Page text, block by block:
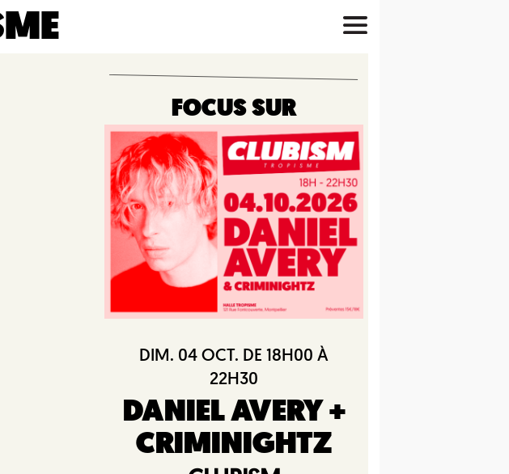
FOCUS SUR
DIM. 04 OCT. DE 18H00 À
22H30
DANIEL AVERY +
CRIMINIGHTZ